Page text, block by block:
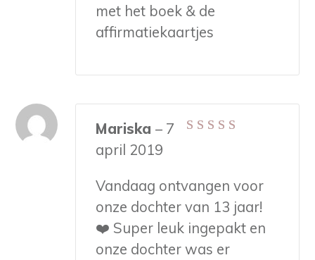
met het boek & de
affirmatiekaartjes
Mariska– 7
april 2019
Vandaag ontvangen voor
onze dochter van 13 jaar!
❤️ Super leuk ingepakt en
onze dochter was er